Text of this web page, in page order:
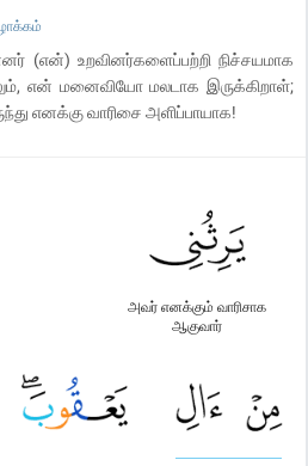
(என்) உறவினர்களைப்பற்றி நிச்சயமாக
என் மனைவியோ மலடாக இருக்கிறாள்;
எனக்கு வாரிசை அளிப்பாயாக!
அவர் எனக்கும் வாரிசாக
ஆகுவார்